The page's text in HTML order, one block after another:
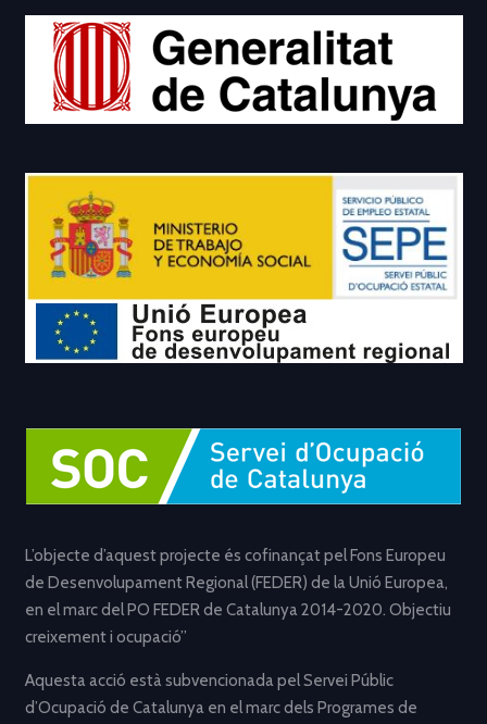
L’objecte d’aquest projecte és cofinançat pel Fons Europeu
de Desenvolupament Regional (FEDER) de la Unió Europea,
en el marc del PO FEDER de Catalunya 2014-2020. Objectiu
creixement i ocupació”
Aquesta acció està subvencionada pel Servei Públic
d’Ocupació de Catalunya en el marc dels Programes de